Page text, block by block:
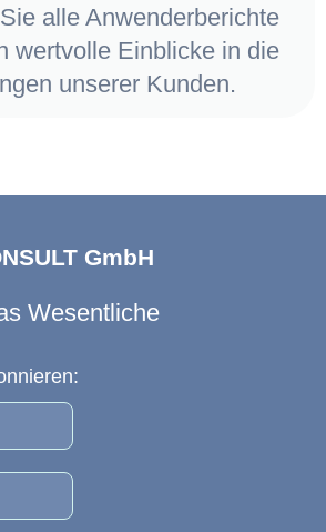
alle Anwenderberichte
wertvolle Einblicke in die
unserer Kunden.
GmbH
Wesentliche